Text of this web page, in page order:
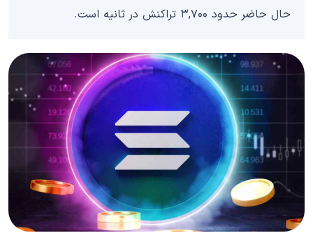
حال حاضر حدود ۳,۷۰۰ تراکنش در ثانیه است.